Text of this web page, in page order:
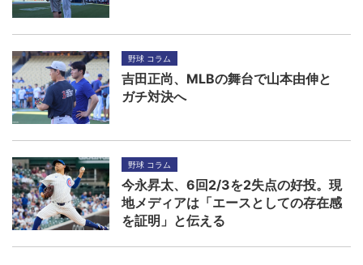
野球 コラム
吉田正尚、MLBの舞台で山本由伸と
ガチ対決へ
野球 コラム
今永昇太、6回2/3を2失点の好投。現
地メディアは「エースとしての存在感
を証明」と伝える